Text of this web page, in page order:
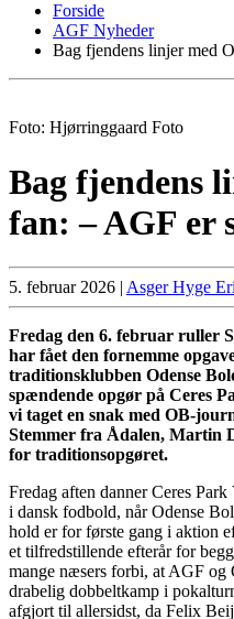
Forside
AGF Nyheder
Bag fjendens linjer med
Foto: Hjørringgaard Foto
Bag fjendens
fan: – AGF er
5. februar 2026 | Asger Hyge
Fredag den 6. februar ruller
har fået den fornemme
traditionsklubben Odense
spændende opgør på Ceres
vi taget en snak med OB-
Stemmer fra Ådalen, Martin
for traditionsopgøret.
Fredag aften danner Ceres
i dansk fodbold, når Odense
hold er for første gang i aktion
et tilfredstillende efterår for
mange næsers forbi, at AGF og
drabelig dobbeltkamp i
afgjort til allersidst, da Felix